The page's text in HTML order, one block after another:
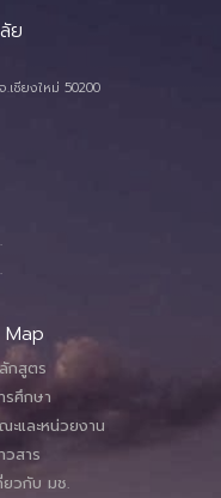
ย
เชียงใหม่ 50200
Map
กสูตร
รศึกษา
ะและหน่วยงาน
วสาร
ยวกับ มช.